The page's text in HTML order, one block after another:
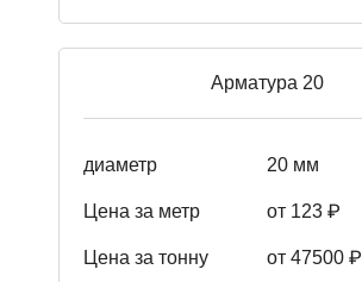
Арматура 20
диаметр 20 мм
Цена за метр от 123 ₽
Цена за тонну от 47500 ₽